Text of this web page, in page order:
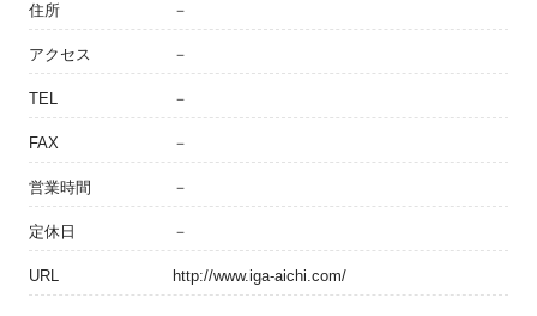
住所 －
アクセス －
TEL －
FAX －
営業時間 －
定休日 －
URL http://www.iga-aichi.com/